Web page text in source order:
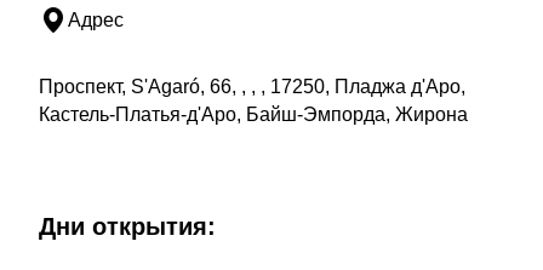
Адрес
Проспект, S'Agaró, 66, , , , 17250, Пладжа д'Аро,
Кастель-Платья-д'Аро, Байш-Эмпорда, Жирона
Дни открытия: